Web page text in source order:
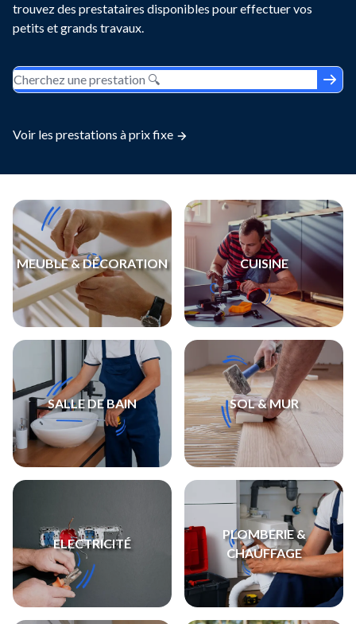
trouvez des prestataires disponibles pour effectuer vos
petits et grands travaux.
Voir les prestations à prix fixe
MEUBLE & DÉCORATION CUISINE
SALLE DE BAIN SOL & MUR
ELECTRICITÉ
PLOMBERIE &
CHAUFFAGE